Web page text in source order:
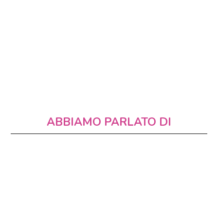
ABBIAMO PARLATO DI